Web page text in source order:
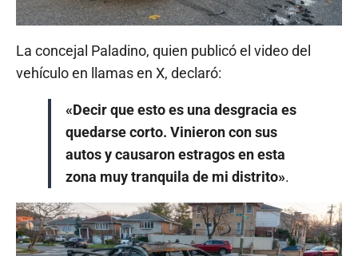
La concejal Paladino, quien publicó el video del
vehículo en llamas en X, declaró:
«Decir que esto es una desgracia es
quedarse corto. Vinieron con sus
autos y causaron estragos en esta
zona muy tranquila de mi distrito».